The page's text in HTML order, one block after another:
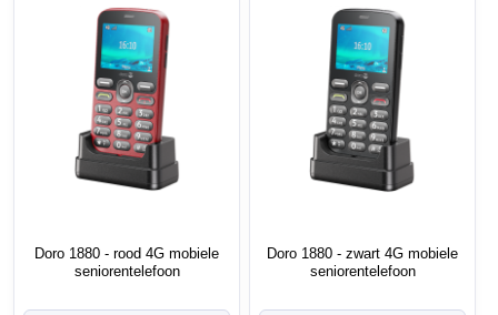
Doro 1880 - rood 4G mobiele
seniorentelefoon
Doro 1880 - zwart 4G mobiele
seniorentelefoon